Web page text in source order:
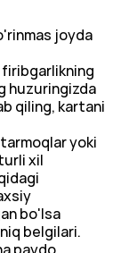
joyda
huzuringizda
qiling, kartani
yoki
xil
bo'lsa
belgilari.